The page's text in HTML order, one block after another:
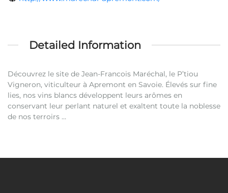
Detailed Information
Découvrez le site de Jean-Francois Maréchal, le P’tiou
Vigneron, viticulteur à Apremont en Savoie. Élevés sur fine
lies, nos vins blancs développent leurs arômes en
conservant leur perlant naturel et exaltent toute la noblesse
de nos terroirs …